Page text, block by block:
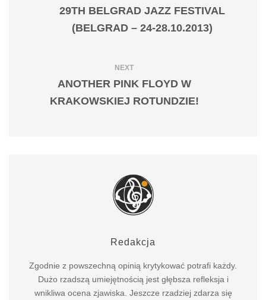
29TH BELGRAD JAZZ FESTIVAL
(BELGRAD – 24-28.10.2013)
NEXT
ANOTHER PINK FLOYD W
KRAKOWSKIEJ ROTUNDZIE!
Redakcja
Zgodnie z powszechną opinią krytykować potrafi każdy.
Dużo rzadszą umiejętnością jest głębsza refleksja i
wnikliwa ocena zjawiska. Jeszcze rzadziej zdarza się